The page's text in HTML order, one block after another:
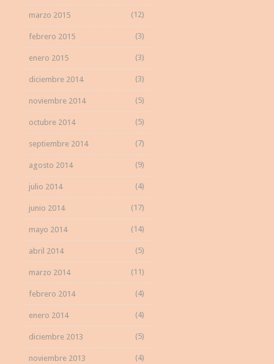
marzo 2015 (12)
febrero 2015 (3)
enero 2015 (3)
diciembre 2014 (3)
noviembre 2014 (5)
octubre 2014 (5)
septiembre 2014 (7)
agosto 2014 (9)
julio 2014 (4)
junio 2014 (17)
mayo 2014 (14)
abril 2014 (5)
marzo 2014 (11)
febrero 2014 (4)
enero 2014 (4)
diciembre 2013 (5)
noviembre 2013 (4)